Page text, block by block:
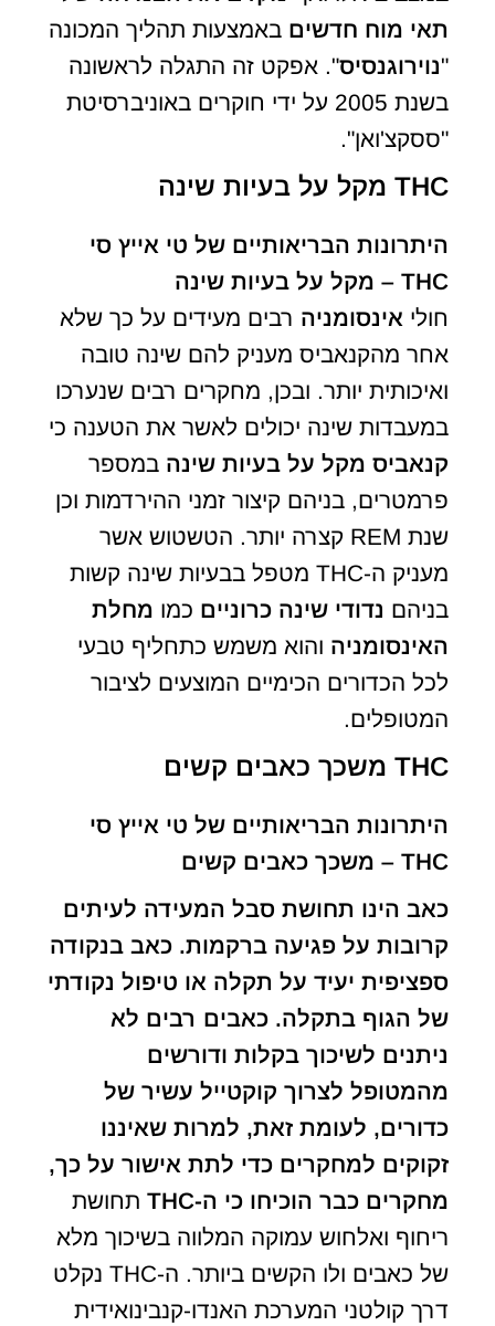
תאי מוח חדשים באמצעות תהליך המכונה
"נוירוגנסיס". אפקט זה התגלה לראשונה
בשנת 2005 על ידי חוקרים באוניברסיטת
"ססקצ'ואן".
THC מקל על בעיות שינה
היתרונות הבריאותיים של טי אייץ סי
THC – מקל על בעיות שינה
חולי אינסומניה רבים מעידים על כך שלא
אחר מהקנאביס מעניק להם שינה טובה
ואיכותית יותר. ובכן, מחקרים רבים שנערכו
במעבדות שינה יכולים לאשר את הטענה כי
קנאביס מקל על בעיות שינה במספר
פרמטרים, בניהם קיצור זמני ההירדמות וכן
שנת REM קצרה יותר. הטשטוש אשר
מעניק ה-THC מטפל בבעיות שינה קשות
בניהם נדודי שינה כרוניים כמו מחלת
האינסומניה והוא משמש כתחליף טבעי
לכל הכדורים הכימיים המוצעים לציבור
המטופלים.
THC משכך כאבים קשים
היתרונות הבריאותיים של טי אייץ סי
THC – משכך כאבים קשים
כאב הינו תחושת סבל המעידה לעיתים
קרובות על פגיעה ברקמות. כאב בנקודה
ספציפית יעיד על תקלה או טיפול נקודתי
של הגוף בתקלה. כאבים רבים לא
ניתנים לשיכוך בקלות ודורשים
מהמטופל לצרוך קוקטייל עשיר של
כדורים, לעומת זאת, למרות שאיננו
זקוקים למחקרים כדי לתת אישור על כך,
מחקרים כבר הוכיחו כי ה-THC תחושת
ריחוף ואלחוש עמוקה המלווה בשיכוך מלא
של כאבים ולו הקשים ביותר. ה-THC נקלט
דרך קולטני המערכת האנדו-קנבינואידית